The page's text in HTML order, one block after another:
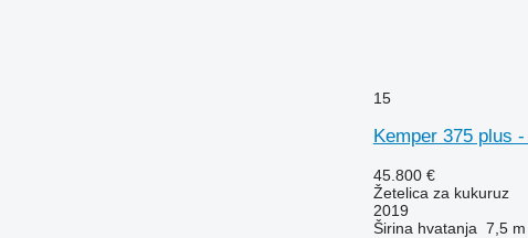
15
Kemper 375 plus
45.800 €
Žetelica za kukuruz
2019
Širina hvatanja 7,5 m